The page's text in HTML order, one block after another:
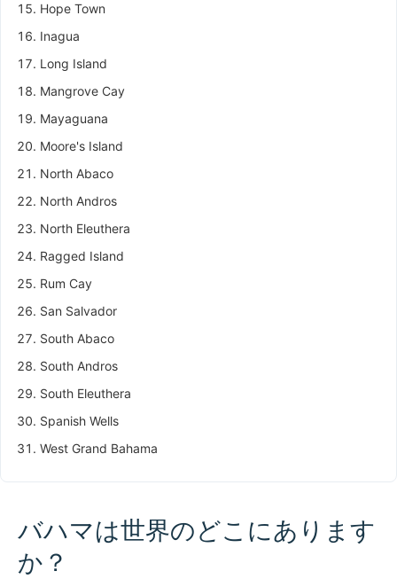
Hope Town
Inagua
Long Island
Mangrove Cay
Mayaguana
Moore's Island
North Abaco
North Andros
North Eleuthera
Ragged Island
Rum Cay
San Salvador
South Abaco
South Andros
South Eleuthera
Spanish Wells
West Grand Bahama
バハマは世界のどこにあります
か？